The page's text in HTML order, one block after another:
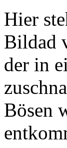
Hier
Bildad
der in
Bösen